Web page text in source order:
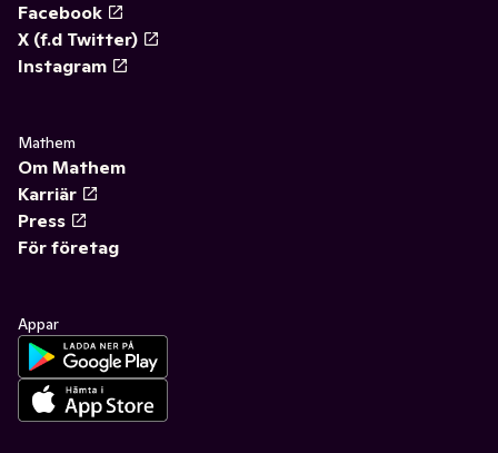
Facebook
X (f.d Twitter)
Instagram
Mathem
Om Mathem
Karriär
Press
För företag
Appar